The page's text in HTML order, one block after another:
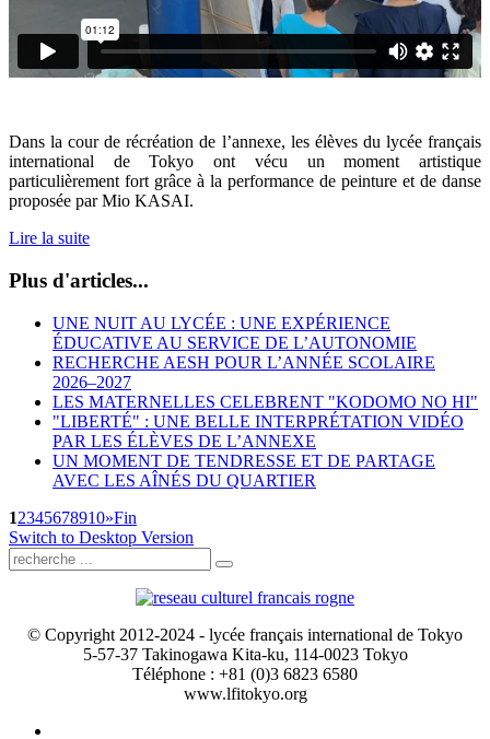
Dans la cour de récréation de l’annexe, les élèves du lycée français
international de Tokyo ont vécu un moment artistique
particulièrement fort grâce à la performance de peinture et de danse
proposée par Mio KASAI.
Lire la suite
Plus d'articles...
UNE NUIT AU LYCÉE : UNE EXPÉRIENCE
ÉDUCATIVE AU SERVICE DE L’AUTONOMIE
RECHERCHE AESH POUR L’ANNÉE SCOLAIRE
2026–2027
LES MATERNELLES CELEBRENT "KODOMO NO HI"
"LIBERTÉ" : UNE BELLE INTERPRÉTATION VIDÉO
PAR LES ÉLÈVES DE L’ANNEXE
UN MOMENT DE TENDRESSE ET DE PARTAGE
AVEC LES AÎNÉS DU QUARTIER
12345678910»Fin
Switch to Desktop Version
© Copyright 2012-2024 - lycée français international de Tokyo
5-57-37 Takinogawa Kita-ku, 114-0023 Tokyo
Téléphone : +81 (0)3 6823 6580
www.lfitokyo.org